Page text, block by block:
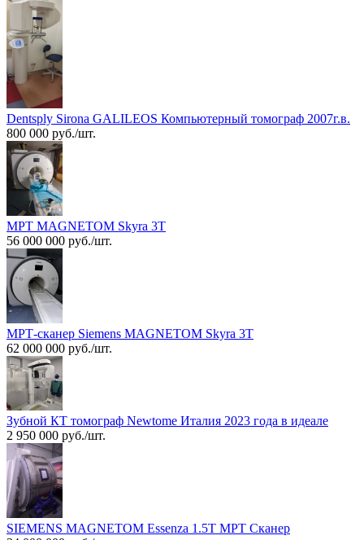
Dentsply Sirona GALILEOS Компьютерный томограф 2007г.в.
800 000 руб./шт.
МРТ MAGNETOM Skyra 3T
56 000 000 руб./шт.
МРТ-сканер Siemens MAGNETOM Skyra 3T
62 000 000 руб./шт.
Зубной КТ томограф Newtome Италия 2023 года в идеале
2 950 000 руб./шт.
SIEMENS MAGNETOM Essenza 1.5T МРТ Сканер